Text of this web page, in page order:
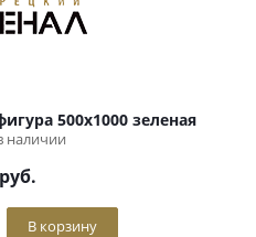
500x1000 зеленая
наличии
руб.
В корзину